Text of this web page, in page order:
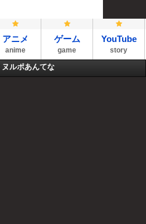
アニメ
anime
ゲーム
game
YouTube
story
ヌルポあんてな